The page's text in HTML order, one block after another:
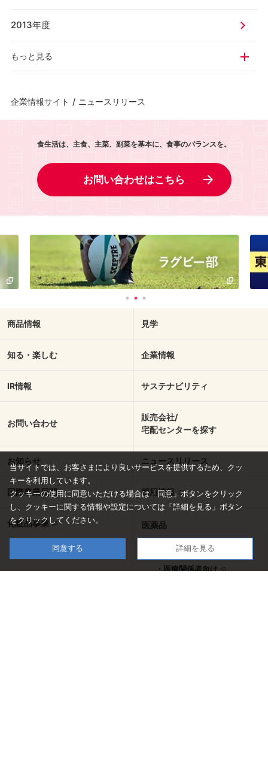
2013年度
もっと見る
企業情報サイト / ニュースリリース
食生活は、主食、主菜、副菜を基本に、食事のバランスを。
お問い合わせはこちら
商品情報 見学
知る・楽しむ 企業情報
IR情報 サステナビリティ
お問い合わせ
販売会社/
宅配センターを探す
お知らせ ニュースリリース
国際事業展開 採用情報
化粧品事業 医薬品
・一般のお客さま向け
・医療関係者向け
当サイトでは、お客さまにより良いサービスを提供するため、クッ
キーを利用しています。
クッキーの使用に同意いただける場合は「同意」ボタンをクリック
し、 クッキーに関する情報や設定については「詳細を見る」ボタン
をクリックしてください。
同意する 詳細を見る